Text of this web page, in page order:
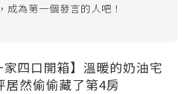
成為第一個發言的人吧！
家四口開箱】溫暖的奶油宅
居然偷偷藏了第4房